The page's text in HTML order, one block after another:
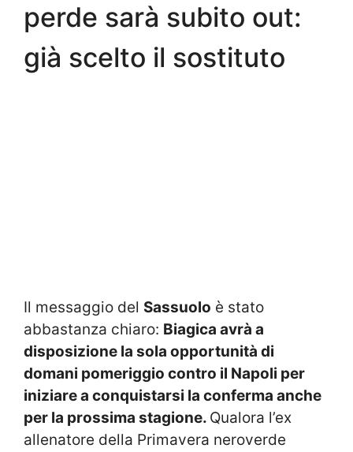
perde sarà subito out:
già scelto il sostituto
Il messaggio del Sassuolo è stato
abbastanza chiaro: Biagica avrà a
disposizione la sola opportunità di
domani pomeriggio contro il Napoli per
iniziare a conquistarsi la conferma anche
per la prossima stagione. Qualora l’ex
allenatore della Primavera neroverde